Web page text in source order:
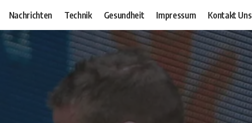
Nachrichten Technik Gesundheit Impressum Kontakt Uns